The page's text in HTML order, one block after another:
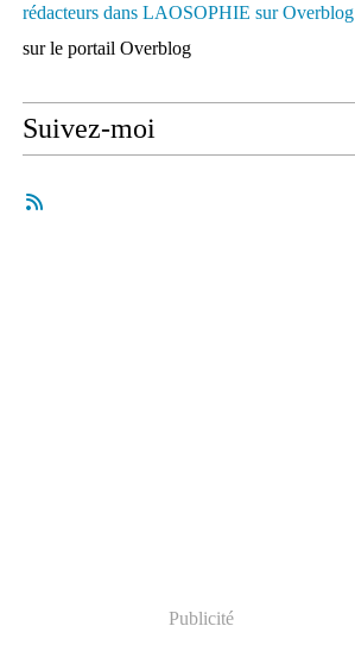
rédacteurs dans LAOSOPHIE sur Overblog
sur le portail Overblog
Suivez-moi
Publicité